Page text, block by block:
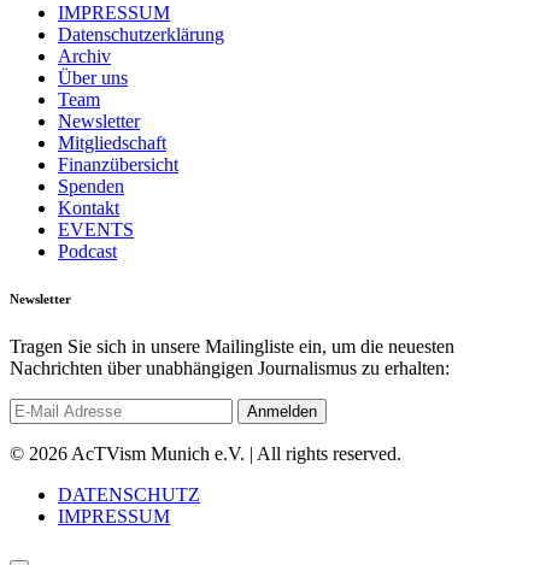
IMPRESSUM
Datenschutzerklärung
Archiv
Über uns
Team
Newsletter
Mitgliedschaft
Finanzübersicht
Spenden
Kontakt
EVENTS
Podcast
Newsletter
Tragen Sie sich in unsere Mailingliste ein, um die neuesten
Nachrichten über unabhängigen Journalismus zu erhalten:
© 2026 AcTVism Munich e.V. | All rights reserved.
DATENSCHUTZ
IMPRESSUM